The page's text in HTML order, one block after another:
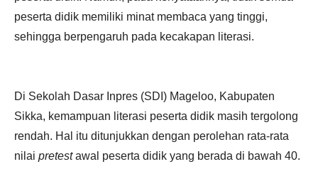
peserta didik memiliki minat membaca yang tinggi,
sehingga berpengaruh pada kecakapan literasi.
Di Sekolah Dasar Inpres (SDI) Mageloo, Kabupaten
Sikka, kemampuan literasi peserta didik masih tergolong
rendah. Hal itu ditunjukkan dengan perolehan rata-rata
nilai pretestawal peserta didik yang berada di bawah 40.